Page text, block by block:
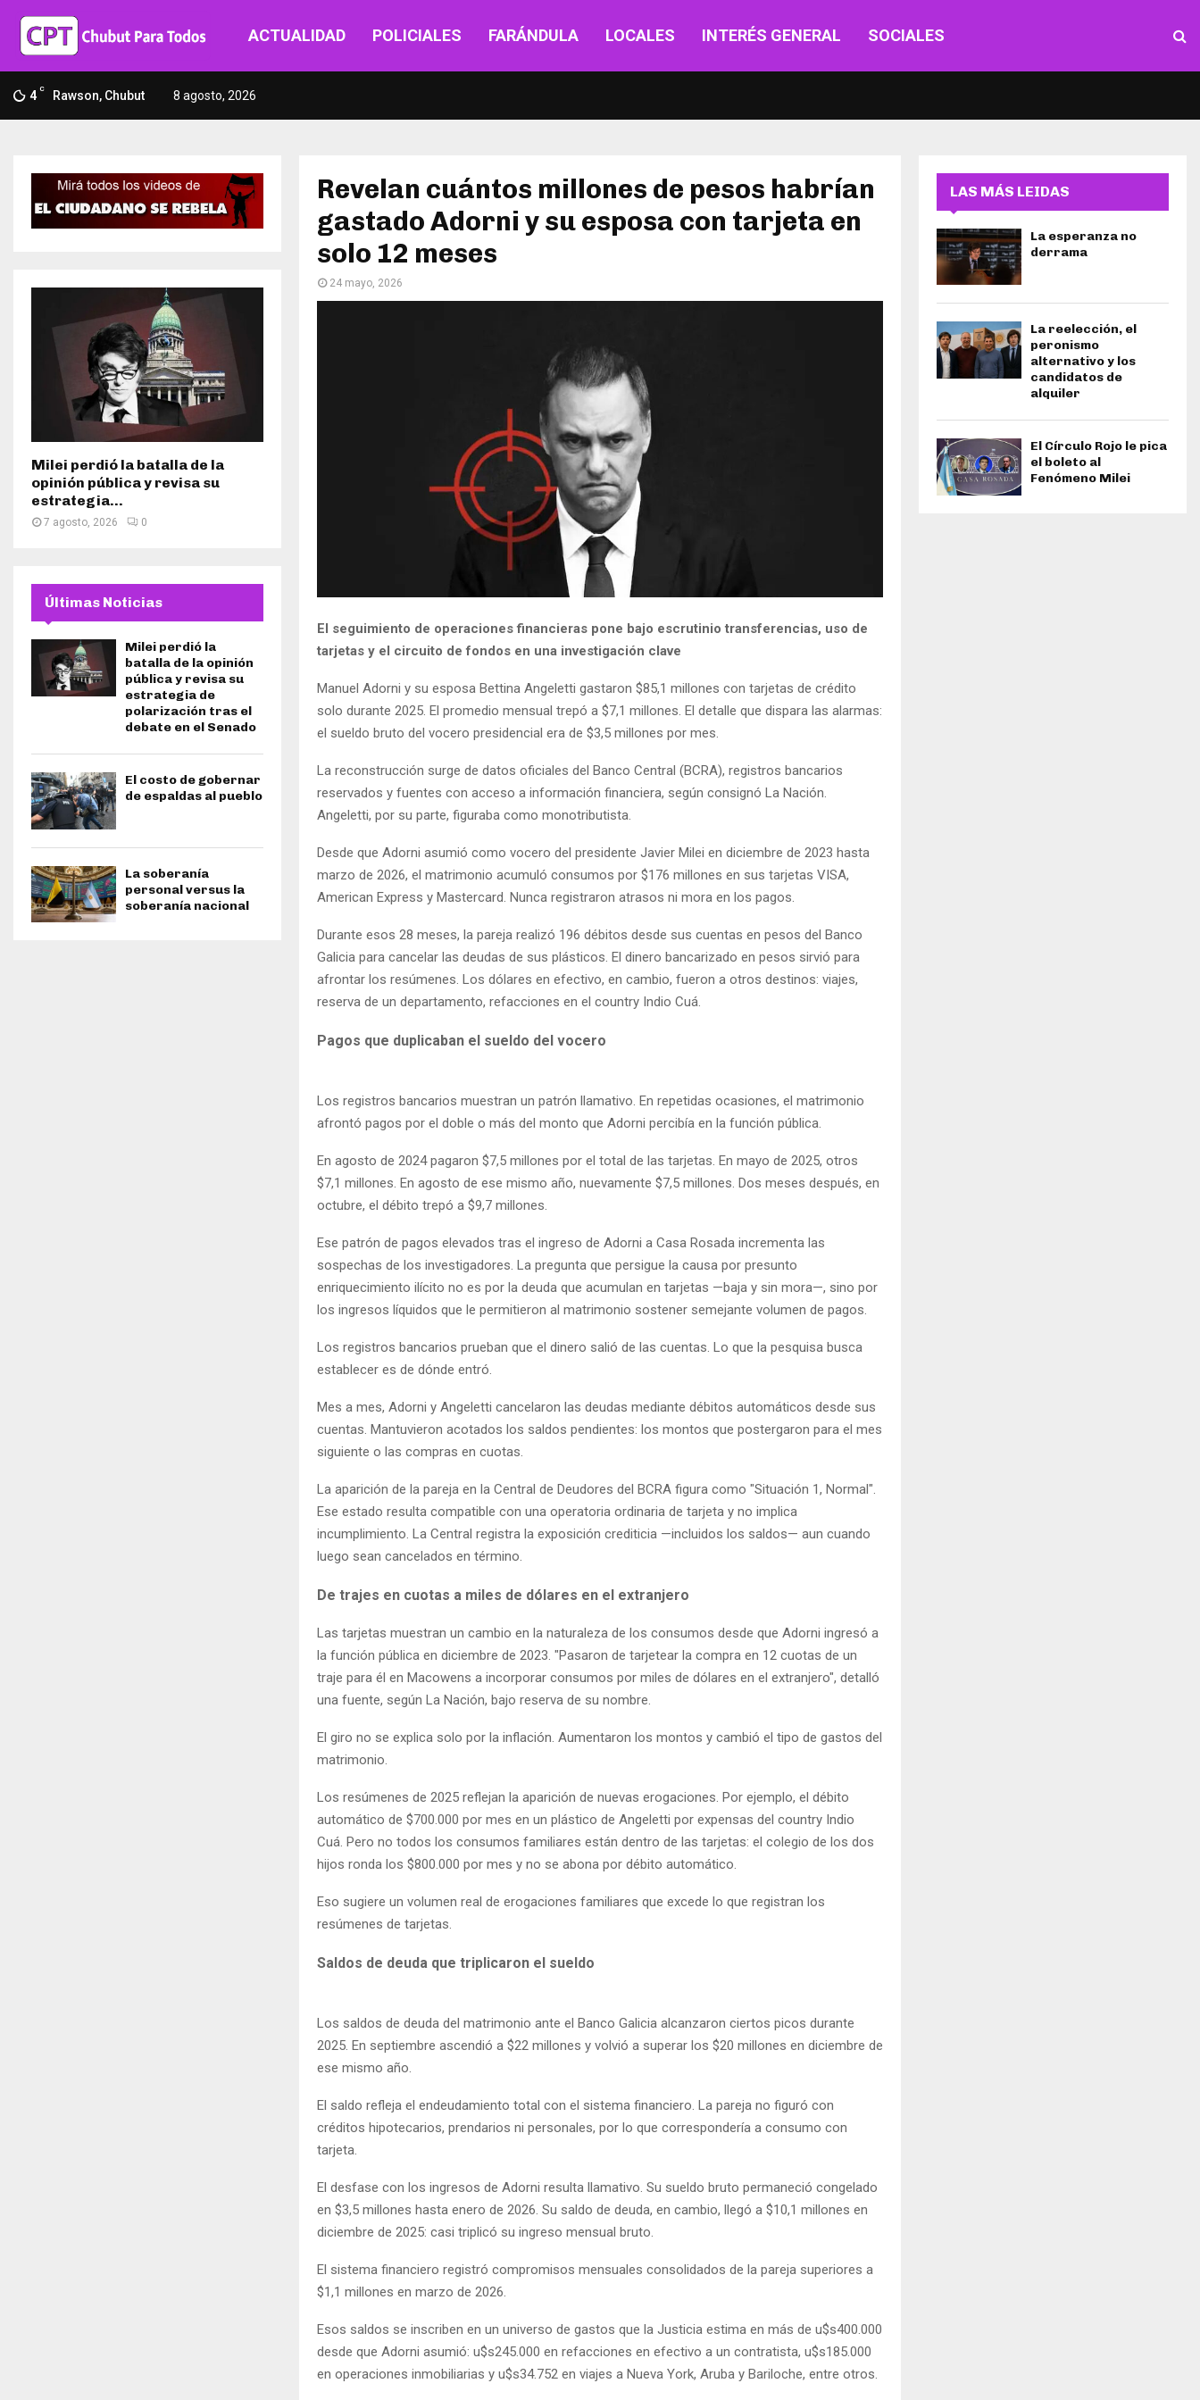
ACTUALIDAD POLICIALES FARÁNDULA LOCALES INTERÉS GENERAL SOCIALES
4 C Rawson, Chubut 8 agosto, 2026
Revelan cuántos millones de pesos habrían
gastado Adorni y su esposa con tarjeta en
solo 12 meses
24 mayo, 2026
El seguimiento de operaciones financieras pone bajo escrutinio transferencias, uso de
tarjetas y el circuito de fondos en una investigación clave
Manuel Adorni y su esposa Bettina Angeletti gastaron $85,1 millones con tarjetas de crédito
solo durante 2025. El promedio mensual trepó a $7,1 millones. El detalle que dispara las alarmas:
el sueldo bruto del vocero presidencial era de $3,5 millones por mes.
La reconstrucción surge de datos oficiales del Banco Central (BCRA), registros bancarios
reservados y fuentes con acceso a información financiera, según consignó La Nación.
Angeletti, por su parte, figuraba como monotributista.
Desde que Adorni asumió como vocero del presidente Javier Milei en diciembre de 2023 hasta
marzo de 2026, el matrimonio acumuló consumos por $176 millones en sus tarjetas VISA,
American Express y Mastercard. Nunca registraron atrasos ni mora en los pagos.
Durante esos 28 meses, la pareja realizó 196 débitos desde sus cuentas en pesos del Banco
Galicia para cancelar las deudas de sus plásticos. El dinero bancarizado en pesos sirvió para
afrontar los resúmenes. Los dólares en efectivo, en cambio, fueron a otros destinos: viajes,
reserva de un departamento, refacciones en el country Indio Cuá.
Pagos que duplicaban el sueldo del vocero
Los registros bancarios muestran un patrón llamativo. En repetidas ocasiones, el matrimonio
afrontó pagos por el doble o más del monto que Adorni percibía en la función pública.
En agosto de 2024 pagaron $7,5 millones por el total de las tarjetas. En mayo de 2025, otros
$7,1 millones. En agosto de ese mismo año, nuevamente $7,5 millones. Dos meses después, en
octubre, el débito trepó a $9,7 millones.
Ese patrón de pagos elevados tras el ingreso de Adorni a Casa Rosada incrementa las
sospechas de los investigadores. La pregunta que persigue la causa por presunto
enriquecimiento ilícito no es por la deuda que acumulan en tarjetas —baja y sin mora—, sino por
los ingresos líquidos que le permitieron al matrimonio sostener semejante volumen de pagos.
Los registros bancarios prueban que el dinero salió de las cuentas. Lo que la pesquisa busca
establecer es de dónde entró.
Mes a mes, Adorni y Angeletti cancelaron las deudas mediante débitos automáticos desde sus
cuentas. Mantuvieron acotados los saldos pendientes: los montos que postergaron para el mes
siguiente o las compras en cuotas.
La aparición de la pareja en la Central de Deudores del BCRA figura como "Situación 1, Normal".
Ese estado resulta compatible con una operatoria ordinaria de tarjeta y no implica
incumplimiento. La Central registra la exposición crediticia —incluidos los saldos— aun cuando
luego sean cancelados en término.
De trajes en cuotas a miles de dólares en el extranjero
Las tarjetas muestran un cambio en la naturaleza de los consumos desde que Adorni ingresó a
la función pública en diciembre de 2023. "Pasaron de tarjetear la compra en 12 cuotas de un
traje para él en Macowens a incorporar consumos por miles de dólares en el extranjero", detalló
una fuente, según La Nación, bajo reserva de su nombre.
El giro no se explica solo por la inflación. Aumentaron los montos y cambió el tipo de gastos del
matrimonio.
Los resúmenes de 2025 reflejan la aparición de nuevas erogaciones. Por ejemplo, el débito
automático de $700.000 por mes en un plástico de Angeletti por expensas del country Indio
Cuá. Pero no todos los consumos familiares están dentro de las tarjetas: el colegio de los dos
hijos ronda los $800.000 por mes y no se abona por débito automático.
Eso sugiere un volumen real de erogaciones familiares que excede lo que registran los
resúmenes de tarjetas.
Saldos de deuda que triplicaron el sueldo
Los saldos de deuda del matrimonio ante el Banco Galicia alcanzaron ciertos picos durante
2025. En septiembre ascendió a $22 millones y volvió a superar los $20 millones en diciembre de
ese mismo año.
El saldo refleja el endeudamiento total con el sistema financiero. La pareja no figuró con
créditos hipotecarios, prendarios ni personales, por lo que correspondería a consumo con
tarjeta.
El desfase con los ingresos de Adorni resulta llamativo. Su sueldo bruto permaneció congelado
en $3,5 millones hasta enero de 2026. Su saldo de deuda, en cambio, llegó a $10,1 millones en
diciembre de 2025: casi triplicó su ingreso mensual bruto.
El sistema financiero registró compromisos mensuales consolidados de la pareja superiores a
$1,1 millones en marzo de 2026.
Esos saldos se inscriben en un universo de gastos que la Justicia estima en más de u$s400.000
desde que Adorni asumió: u$s245.000 en refacciones en efectivo a un contratista, u$s185.000
en operaciones inmobiliarias y u$s34.752 en viajes a Nueva York, Aruba y Bariloche, entre otros.
Milei perdió la batalla de la
opinión pública y revisa su
estrategia...
7 agosto, 2026 0
Últimas Noticias
Milei perdió la
batalla de la opinión
pública y revisa su
estrategia de
polarización tras el
debate en el Senado
El costo de gobernar
de espaldas al pueblo
La soberanía
personal versus la
soberanía nacional
LAS MÁS LEIDAS
La esperanza no
derrama
La reelección, el
peronismo
alternativo y los
candidatos de
alquiler
El Círculo Rojo le pica
el boleto al
Fenómeno Milei